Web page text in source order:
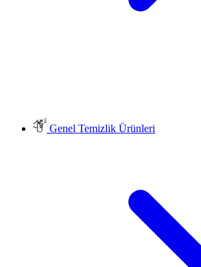
Genel Temizlik Ürünleri